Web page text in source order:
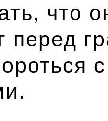
что
перед